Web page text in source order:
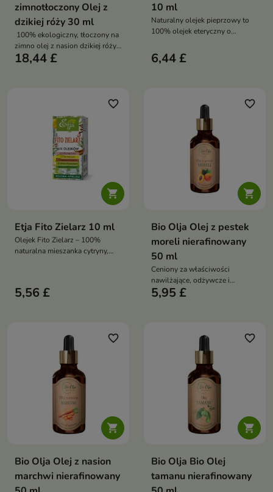
zimnotłoczony Olej z
dzikiej róży 30 ml
100% ekologiczny, tłoczony na
zimno olej z nasion dzikiej róży,
który intensywnie odżywia,
elastyczność i przywraca cerze
18,44 £
10 ml
Naturalny olejek pieprzowy to
100% olejek eteryczny o
pobudzającym i
przeciwbólowym. Wspiera
6,44 £

favorite_border
Etja Fito Zielarz 10 ml
Olejek Fito Zielarz – 100%
naturalna mieszanka cytryny,
idealna do inhalacji, masażu,
5,56 £

favorite_border
Bio Olja Olej z pestek
moreli nierafinowany
50 ml
Ceniony za właściwości
nawilżające, odżywcze i
regeneracyjne, doskonale
5,95 £

favorite_border
Bio Olja Olej z nasion
marchwi nierafinowany

favorite_border
Bio Olja Bio Olej
tamanu nierafinowany